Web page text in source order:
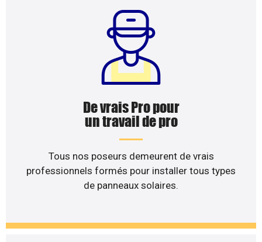
De vrais Pro pour
un travail de pro
Tous nos poseurs demeurent de vrais
professionnels formés pour installer tous types
de panneaux solaires.